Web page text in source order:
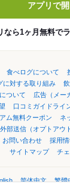
アプリで開
なら1ヶ月無料で
食べログについて
に対する取り組み
ついて
広告（メー
口コミガイドライ
ム無料クーポン
ネ
外部送信（オプトアウ
お問い合わせ 採用情
サイトマップ
チ
简体中文 繁體